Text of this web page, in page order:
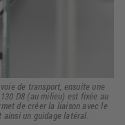
de transport, ensuite une
D8 (au milieu) est fixée au
de créer la liaison avec le
ainsi un guidage latéral.